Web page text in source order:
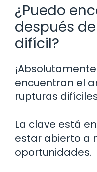
¿Puedo
después
difícil?
encuentran el
rupturas
La clave está
estar abierto a
oportunidades.